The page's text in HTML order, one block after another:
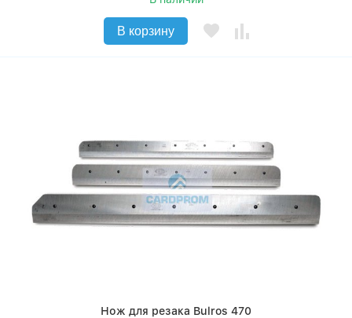
В корзину
Нож для резака Bulros 470